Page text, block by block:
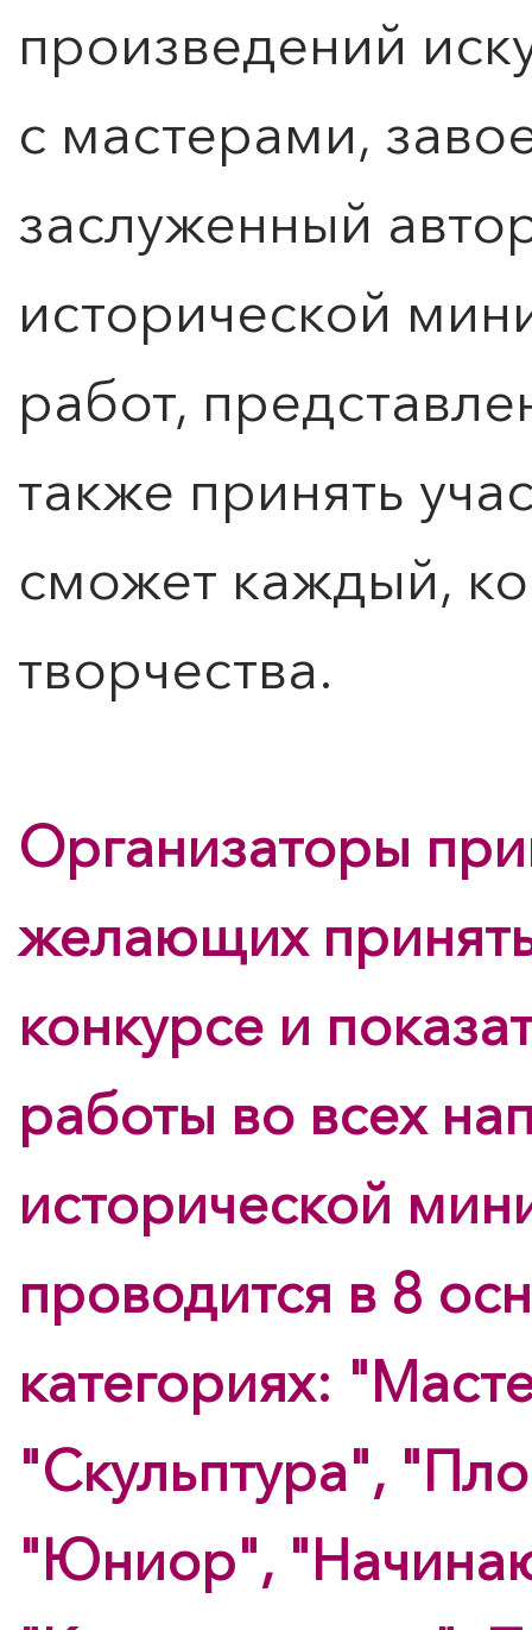
произведений
с мастерами,
заслуженный
исторической
работ,
также принять
сможет каждый,
творчества.
Организаторы
желающих принять
конкурсе и
работы во всех
исторической
проводится в 8
категориях:
"Скульптура",
"Юниор",